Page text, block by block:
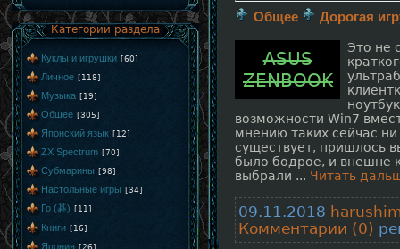
Категории раздела
Куклы и игрушки [60]
Личное [118]
Музыка [19]
Общее [305]
Японский язык [12]
ZX Spectrum [70]
Субмарины [98]
Настольные игры [34]
Го (碁) [11]
Книги [16]
Япония [26]
Общее Дорогая
ASUS
ZENBOOK
Это не
возможности Win7
мнению таких сейчас
существует, пришлось
было бодрое, и внешне
выбрали ... Читать
09.11.2018
Комментарии (0)